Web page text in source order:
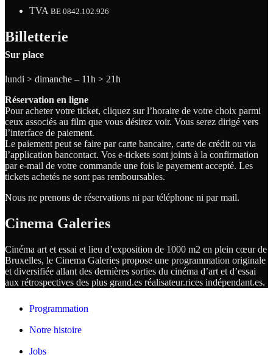
TVA BE 0842.102.926
Billetterie
Sur place
lundi > dimanche – 11h > 21h
Réservation en ligne
Pour acheter votre ticket, cliquez sur l’horaire de votre choix parmi
ceux associés au film que vous désirez voir. Vous serez dirigé vers
l’interface de paiement.
Le paiement peut se faire par carte bancaire, carte de crédit ou via
l’application bancontact. Vos e-tickets sont joints à la confirmation
par e-mail de votre commande une fois le payement accepté. Les
tickets achetés ne sont pas remboursables.
Nous ne prenons de réservations ni par téléphone ni par mail.
Cinema Galeries
Cinéma art et essai et lieu d’exposition de 1000 m2 en plein cœur de
Bruxelles, le Cinema Galeries propose une programmation originale
et diversifiée allant des dernières sorties du cinéma d’art et d’essai
aux rétrospectives des plus grand.es réalisateur.rices indépendant.es.
Programmation
Notre histoire
Jobs